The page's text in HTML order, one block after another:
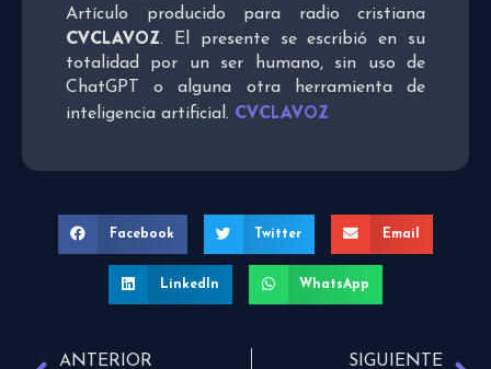
Artículo producido para radio cristiana
CVCLAVOZ. El presente se escribió en su
totalidad por un ser humano, sin uso de
ChatGPT o alguna otra herramienta de
inteligencia artificial. CVCLAVOZ
Facebook Twitter Email
LinkedIn WhatsApp
ANTERIOR
SIGUIENTE